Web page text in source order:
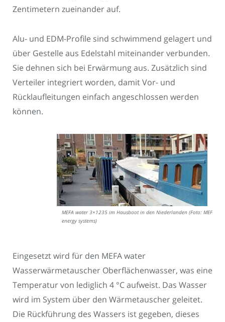
Zentimetern zueinander auf.
Alu- und EDM-Profile sind schwimmend gelagert und
über Gestelle aus Edelstahl miteinander verbunden.
Sie dehnen sich bei Erwärmung aus. Zusätzlich sind
Verteiler integriert worden, damit Vor- und
Rücklaufleitungen einfach angeschlossen werden
können.
MEFA water 3×1235 im Hausboot in den Niederlanden (Foto: MEFA
energy systems)
Eingesetzt wird für den MEFA water
Wasserwärmetauscher Oberflächenwasser, was eine
Temperatur von lediglich 4 °C aufweist. Das Wasser
wird im System über den Wärmetauscher geleitet.
Die Rückführung des Wassers ist gegeben, dieses